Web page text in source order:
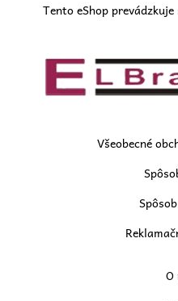
Tento eShop
Všeobecné
O